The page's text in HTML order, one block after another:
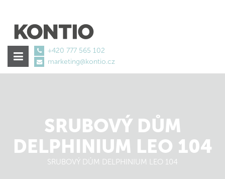
+420 777 565 102
marketing@kontio.cz
SRUBOVÝ DŮM
DELPHINIUM LEO 104
SRUBOVÝ DŮM DELPHINIUM LEO 104